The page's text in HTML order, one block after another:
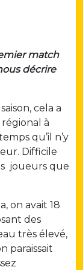
match
décrire
cela a
à
qu’il n’y
Difficile
joueurs que
on avait 18
des
très élevé,
paraissait